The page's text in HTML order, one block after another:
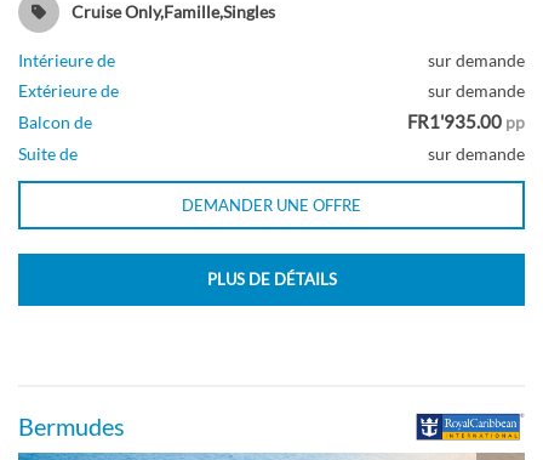
promenade-[2T]
Pont 06
Intérieure
Cruise Only,Famille,Singles
Intérieure de
sur demande
Extérieure de
sur demande
Balcon de
FR1'935.00 pp
Suite de
sur demande
DEMANDER UNE OFFRE
PLUS DE DÉTAILS
Bermudes